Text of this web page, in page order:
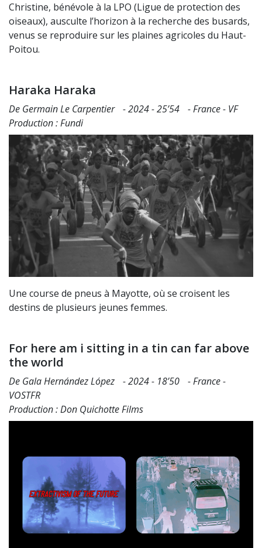
Christine, bénévole à la LPO (Ligue de protection des
oiseaux), ausculte l’horizon à la recherche des busards,
venus se reproduire sur les plaines agricoles du Haut-
Poitou.
Haraka Haraka
De Germain Le Carpentier - 2024 - 25’54 - France - VF
Production : Fundi
Une course de pneus à Mayotte, où se croisent les
destins de plusieurs jeunes femmes.
For here am i sitting in a tin can far above
the world
De Gala Hernández López - 2024 - 18’50 - France -
VOSTFR
Production : Don Quichotte Films